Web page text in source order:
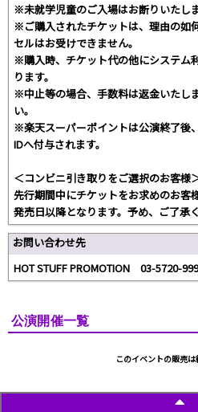
※未就学児童のご入場はお断りいたしま
※ご購入されたチケットは、理由の如
セルはお受けできません。
※購入時、チケット代の他にシステム
ります。
※中止等の場合、手数料は返金いたし
い。
※楽天スーパーポイントは公演終了後
IDへ付与されます。
＜コンビニ引き取りをご選択のお客様
先行期間中にチケットをお求めのお客
発売日以降となります。予め、ご了承
お問い合わせ先
HOT STUFF PROMOTION 03-5720-
公演開催一覧
このイベントの販売